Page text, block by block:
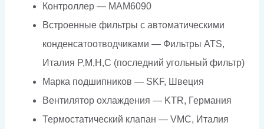
Контроллер — МАМ6090
Встроенные фильтры с автоматическими
конденсатоотводчиками — Фильтры ATS,
Италия P,M,H,C (последний угольный фильтр)
Марка подшипников — SKF, Швеция
Вентилятор охлаждения — KTR, Германия
Термостатический клапан — VMC, Италия